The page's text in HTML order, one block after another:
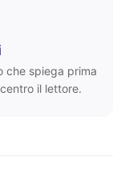
che spiega prima
il lettore.